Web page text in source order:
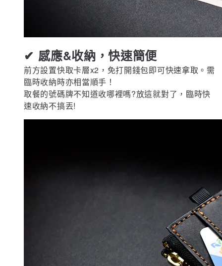
✔ 感應&收納，快速簡便
前方設置快取卡層x2，免打開錢包即可快速拿取。需
臨時收納時亦相當順手！
取餐的號碼牌不知道收哪裡嗎?放這就對了，臨時快
速收納不搞丟!